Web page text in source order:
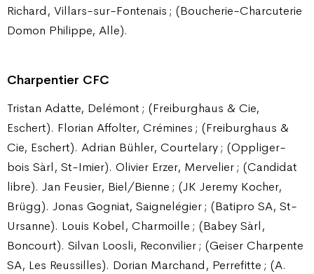
Richard, Villars-sur-Fontenais ; (Boucherie-Charcuterie
Domon Philippe, Alle).
Charpentier CFC
Tristan Adatte, Delémont ; (Freiburghaus & Cie,
Eschert). Florian Affolter, Crémines ; (Freiburghaus &
Cie, Eschert). Adrian Bühler, Courtelary ; (Oppliger-
bois Sàrl, St-Imier). Olivier Erzer, Mervelier ; (Candidat
libre). Jan Feusier, Biel/Bienne ; (JK Jeremy Kocher,
Brügg). Jonas Gogniat, Saignelégier ; (Batipro SA, St-
Ursanne). Louis Kobel, Charmoille ; (Babey Sàrl,
Boncourt). Silvan Loosli, Reconvilier ; (Geiser Charpente
SA, Les Reussilles). Dorian Marchand, Perrefitte ; (A.